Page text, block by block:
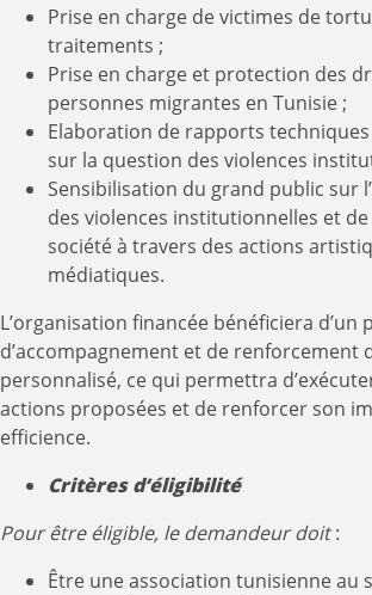
Prise en charge de victimes de
traitements ;
Prise en charge et protection des
personnes migrantes en Tunisie ;
Elaboration de rapports
sur la question des violences
Sensibilisation du grand public sur
des violences institutionnelles et
société à travers des actions
médiatiques.
L’organisation financée bénéficiera d’un
d’accompagnement et de renforcement
personnalisé, ce qui permettra
actions proposées et de renforcer son
efficience.
Critères d’éligibilité
Pour être éligible, le demandeur doit:
Être une association tunisienne au